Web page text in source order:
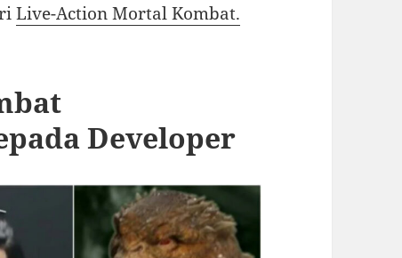
Live-Action Mortal Kombat.
Developer